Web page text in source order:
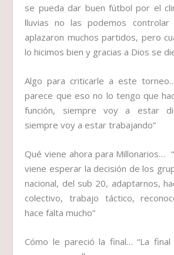
se pueda dar buen fútbol por el
lluvias no las podemos
aplazaron muchos partidos, pero
lo hicimos bien y gracias a Dios se
Algo para criticarle a este
parece que eso no lo tengo que
función, siempre voy a estar
siempre voy a estar trabajando”
Qué viene ahora para Millonarios…
viene esperar la decisión de los
nacional, del sub 20, adaptarnos,
colectivo, trabajo táctico,
hace falta mucho”
Cómo le pareció la final…“La